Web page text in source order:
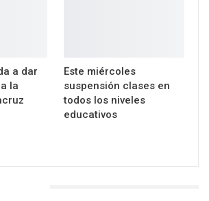
a dar
la
Este miércoles
suspensión clases en
todos los niveles
educativos